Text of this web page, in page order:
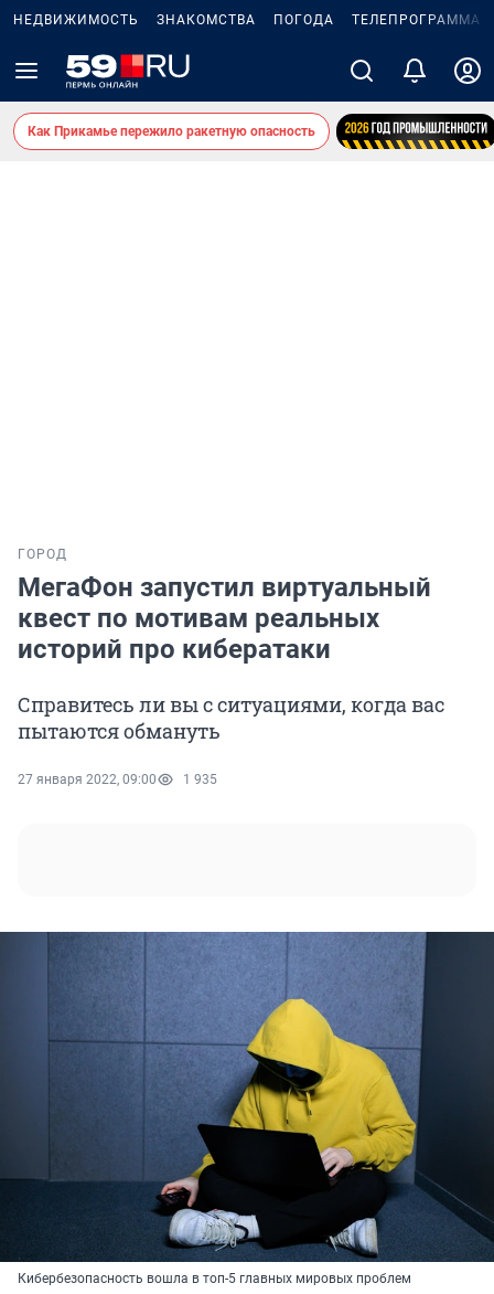
НЕДВИЖИМОСТЬ ЗНАКОМСТВА ПОГОДА ТЕЛЕПРОГРАММА
Как Прикамье пережило ракетную опасность
ГОРОД
МегаФон запустил виртуальный
квест по мотивам реальных
историй про кибератаки
Справитесь ли вы с ситуациями, когда вас
пытаются обмануть
27 января 2022, 09:00 1 935
Кибербезопасность вошла в топ-5 главных мировых проблем